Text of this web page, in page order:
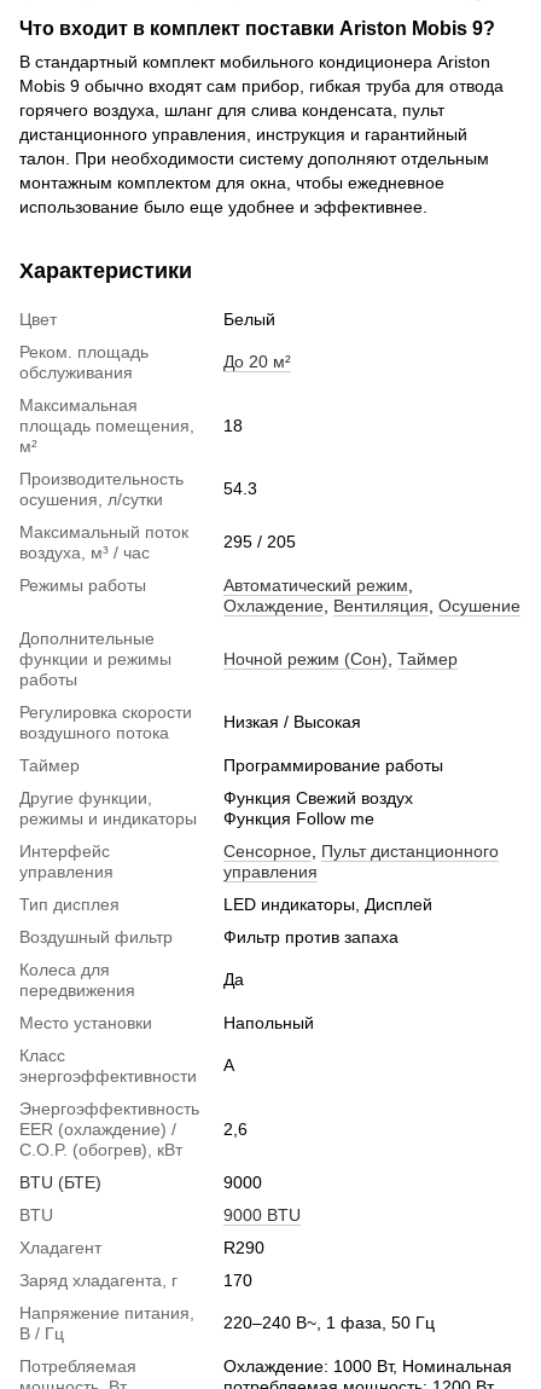
Что входит в комплект поставки Ariston Mobis 9?
В стандартный комплект мобильного кондиционера Ariston
Mobis 9 обычно входят сам прибор, гибкая труба для отвода
горячего воздуха, шланг для слива конденсата, пульт
дистанционного управления, инструкция и гарантийный
талон. При необходимости систему дополняют отдельным
монтажным комплектом для окна, чтобы ежедневное
использование было еще удобнее и эффективнее.
Характеристики
Цвет
Белый
Реком. площадь
обслуживания
До 20 м²
Максимальная
площадь помещения,
м²
18
Производительность
осушения, л/сутки
54.3
Максимальный поток
воздуха, м³ / час
295 / 205
Режимы работы Автоматический режим
Охлаждение Вентиляция Осушение
Дополнительные
функции и режимы
работы
Ночной режим (Сон) Таймер
Регулировка скорости
воздушного потока
Низкая / Высокая
Таймер
Программирование работы
Другие функции,
режимы и индикаторы
Функция Свежий воздух
Функция Follow me
Интерфейс
управления
Сенсорное Пульт дистанционного
управления
Тип дисплея
LED индикаторы, Дисплей
Воздушный фильтр
Фильтр против запаха
Колеса для
передвижения
Да
Место установки
Напольный
Класс
энергоэффективности
A
Энергоэффективность
EER (охлаждение) /
C.O.P. (обогрев), кВт
2,6
BTU (БТЕ)
9000
BTU
9000 BTU
Хладагент
R290
Заряд хладагента, г
170
Напряжение питания,
В / Гц
220–240 В~, 1 фаза, 50 Гц
Потребляемая
Охлаждение: 1000 Вт, Номинальная